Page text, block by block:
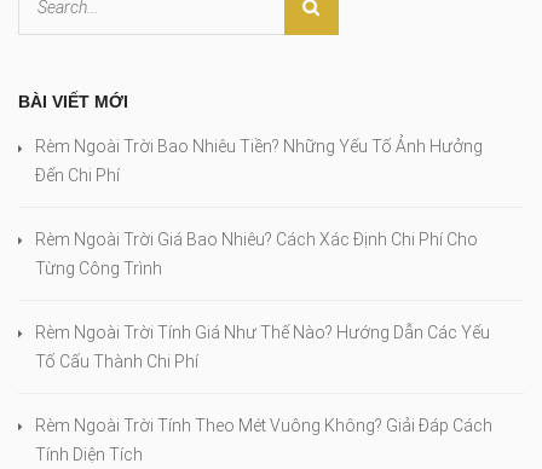
BÀI VIẾT MỚI
Rèm Ngoài Trời Bao Nhiêu Tiền? Những Yếu Tố Ảnh Hưởng
Đến Chi Phí
Rèm Ngoài Trời Giá Bao Nhiêu? Cách Xác Định Chi Phí Cho
Từng Công Trình
Rèm Ngoài Trời Tính Giá Như Thế Nào? Hướng Dẫn Các Yếu
Tố Cấu Thành Chi Phí
Rèm Ngoài Trời Tính Theo Mét Vuông Không? Giải Đáp Cách
Tính Diện Tích